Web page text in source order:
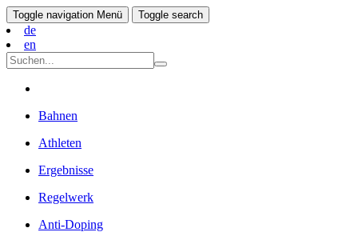
Toggle navigation Menü Toggle search
de
en
Bahnen
Athleten
Ergebnisse
Regelwerk
Anti-Doping